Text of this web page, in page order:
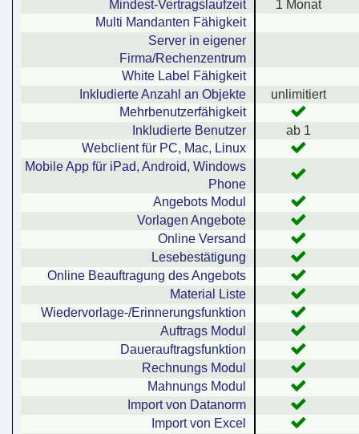
Mindest-Vertragslaufzeit
1 Monat
Multi Mandanten Fähigkeit
Server in eigener
Firma/Rechenzentrum
White Label Fähigkeit
Inkludierte Anzahl an Objekte
unlimitiert
Mehrbenutzerfähigkeit
Inkludierte Benutzer
ab 1
Webclient für PC, Mac, Linux
Mobile App für iPad, Android, Windows
Phone
Angebots Modul
Vorlagen Angebote
Online Versand
Lesebestätigung
Online Beauftragung des Angebots
Material Liste
Wiedervorlage-/Erinnerungsfunktion
Auftrags Modul
Dauerauftragsfunktion
Rechnungs Modul
Mahnungs Modul
Import von Datanorm
Import von Excel